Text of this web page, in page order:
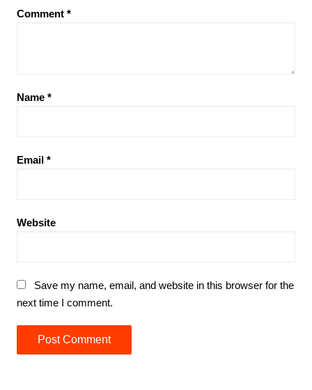
Comment *
Name *
Email *
Website
Save my name, email, and website in this browser for the
next time I comment.